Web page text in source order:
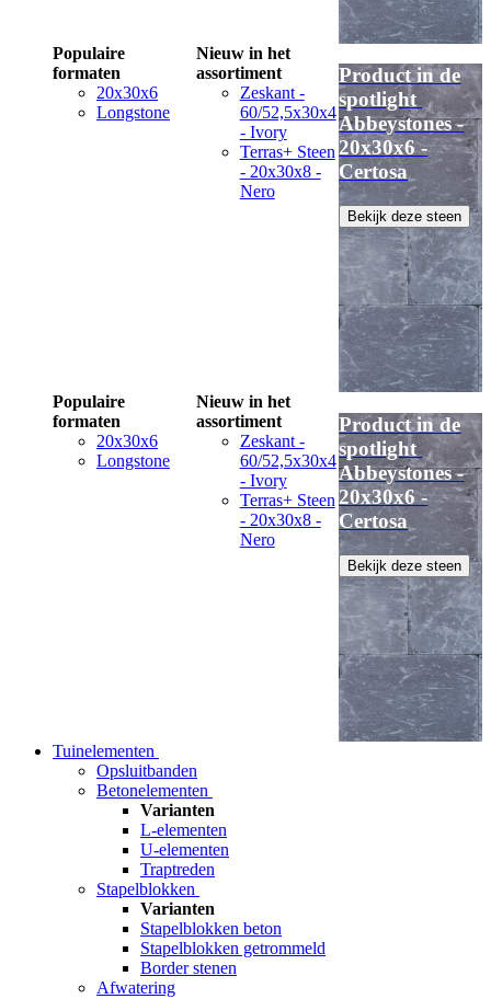
Populaire
formaten
20x30x6
Longstone
Nieuw in het
assortiment
Zeskant -
60/52,5x30x4
- Ivory
Terras+ Steen
- 20x30x8 -
Nero
Product in de
spotlight
Abbeystones -
20x30x6 -
Certosa
Bekijk deze steen
Populaire
formaten
20x30x6
Longstone
Nieuw in het
assortiment
Zeskant -
60/52,5x30x4
- Ivory
Terras+ Steen
- 20x30x8 -
Nero
Product in de
spotlight
Abbeystones -
20x30x6 -
Certosa
Bekijk deze steen
Tuinelementen
Opsluitbanden
Betonelementen
Varianten
L-elementen
U-elementen
Traptreden
Stapelblokken
Varianten
Stapelblokken beton
Stapelblokken getrommeld
Border stenen
Afwatering